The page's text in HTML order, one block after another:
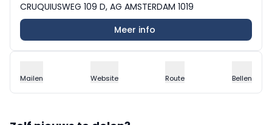
CRUQUIUSWEG 109 D, AG AMSTERDAM 1019
Meer info
Mailen Website Route Bellen